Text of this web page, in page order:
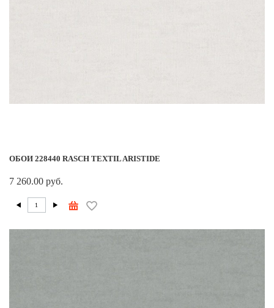
ОБОИ 228440 RASCH TEXTIL ARISTIDE
7 260.00 руб.